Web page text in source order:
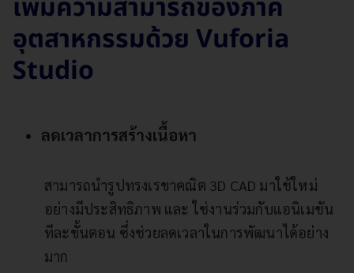
เพิ่มความสามารถของภาค
อุตสาหกรรมด้วย Vuforia
Studio
ลดเวลาการสร้างเนื้อหา
สามารถนำรูปทรงเรขาคณิต 3D CAD มาใช้ใหม่
อย่างมีประสิทธิภาพ และ ใช่งานร่วมกับแอนิเมชัน
ทีละขั้นตอน ซึ่งช่วยลดเวลาในการพัฒนาได้อย่าง
มาก